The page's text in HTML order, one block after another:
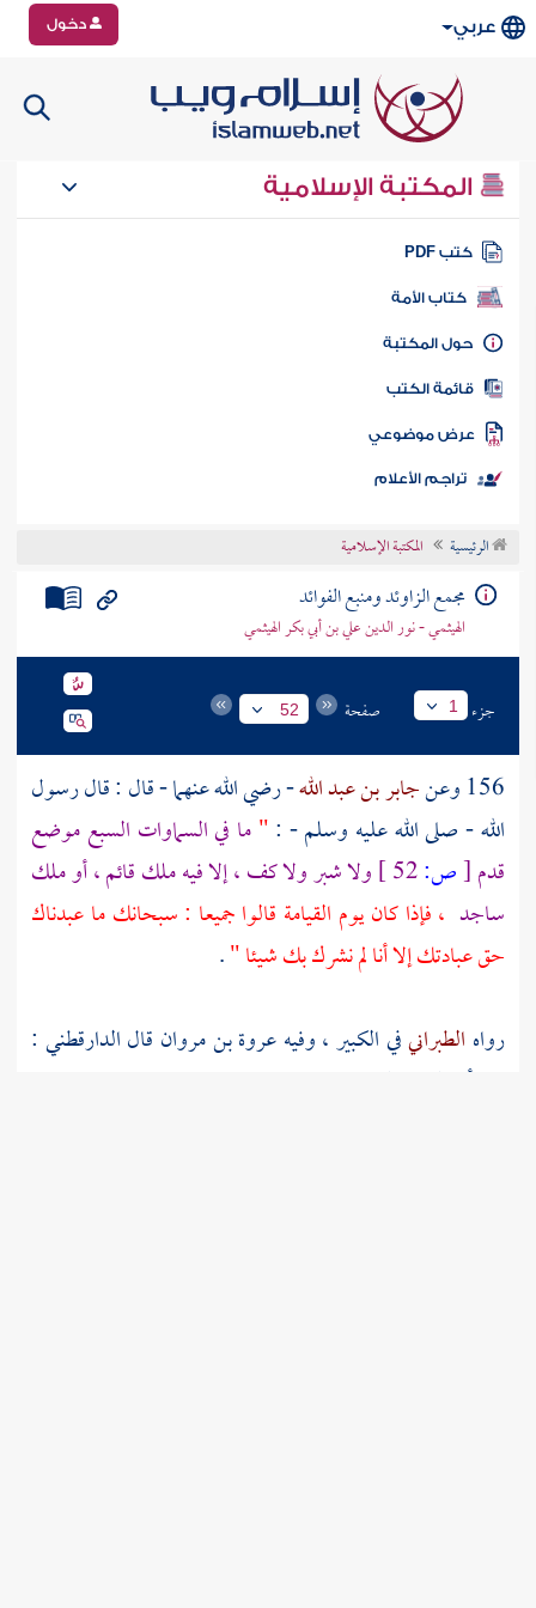
عربي دخول
المكتبة الإسلامية
كتب PDF
كتاب الأمة
المكتبة
الكتب
موضوعي
تراجم الأعلام
الرئيسية المكتبة الإسلامية
مجمع الزاوئد ومنبع الفوائد
الهيثمي - نور الدين علي بن أبي بكر الهيثمي
جزء 1 صفحة 52
156 وعن جابر بن عبد الله- رضي الله عنهما - قال : قال رسول
الله - صلى الله عليه وسلم - :"ما في السماوات السبع موضع
قدم[ص:
ولا شبر ولا كف ، إلا فيه ملك قائم ، أو ملك
ساجد ، فإذا كان يوم القيامة قالوا جميعا : سبحانك ما عبدناك
حق عبادتك إلا أنا لم نشرك بك شيئا ".
رواه الطبرانيفي الكبير ، وفيهعروة بن مروان قال الدارقطني :
كان أميا ليس بالقوي .